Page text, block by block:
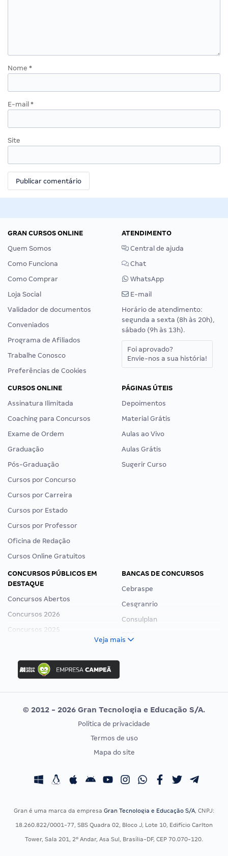
Nome *
E-mail *
Site
GRAN CURSOS ONLINE
Quem Somos
Como Funciona
Como Comprar
Loja Social
Validador de documentos
Conveniados
Programa de Afiliados
Trabalhe Conosco
Preferências de Cookies
ATENDIMENTO
Central de ajuda
Chat
WhatsApp
E-mail
Horário de atendimento:
segunda a sexta (8h às 20h),
sábado (9h às 13h).
Foi aprovado?
Envie-nos a sua história!
CURSOS ONLINE
Assinatura Ilimitada
Coaching para Concursos
Exame de Ordem
Graduação
Pós-Graduação
Cursos por Concurso
Cursos por Carreira
Cursos por Estado
Cursos por Professor
Oficina de Redação
Cursos Online Gratuitos
PÁGINAS ÚTEIS
Depoimentos
Material Grátis
Aulas ao Vivo
Aulas Grátis
Sugerir Curso
CONCURSOS PÚBLICOS EM
DESTAQUE
Concursos Abertos
Concursos 2026
Concursos 2025
Concurso Ibama
Concurso MPU
Editais publicados
BANCAS DE CONCURSOS
Cebraspe
Cesgranrio
Consulplan
Vunesp
CONCURSOS POR PROFISSÃO
Concursos Fiscais
EXAME DE ORDEM
Calendário OAB
Veja mais
© 2012 - 2026 Gran Tecnologia e Educação S/A.
Política de privacidade
Termos de uso
Mapa do site
Gran é uma marca da empresa Gran Tecnologia e Educação S/A, CNPJ:
18.260.822/0001-77, SBS Quadra 02, Bloco J, Lote 10, Edifício Carlton
Tower, Sala 201, 2º Andar, Asa Sul, Brasília-DF, CEP 70.070-120.